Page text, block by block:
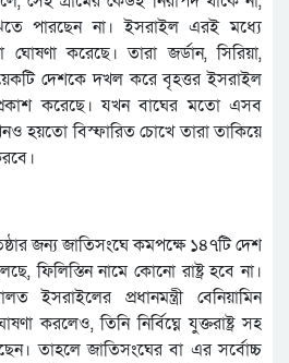
পারছেন না। ইসরাইল এরই মধ্যে
ঘোষণা করেছে। তারা জর্ডান, সিরিয়া,
দেশকে দখল করে বৃহত্তর ইসরাইল
প্রকাশ করেছে। যখন বাঘের মতো এসব
হয়তো বিস্ফারিত চোখে তারা তাকিয়ে
জন্য জাতিসংঘে কমপক্ষে ১৪৭টি দেশ
ফিলিস্তিন নামে কোনো রাষ্ট্র হবে না।
ইসরাইলের প্রধানমন্ত্রী বেনিয়ামিন
করলেও, তিনি নির্বিঘ্নে যুক্তরাষ্ট্র সহ
তাহলে জাতিসংঘের বা এর সর্বোচ্চ